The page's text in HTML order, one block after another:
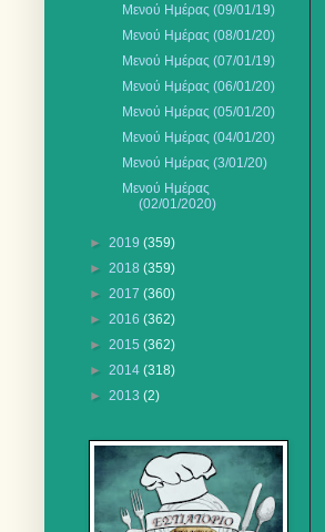
Μενού Ημέρας (09/01/19)
Μενού Ημέρας (08/01/20)
Μενού Ημέρας (07/01/19)
Μενού Ημέρας (06/01/20)
Μενού Ημέρας (05/01/20)
Μενού Ημέρας (04/01/20)
Mενού Ημέρας (3/01/20)
Μενού Ημέρας
(02/01/2020)
► 2019 (359)
► 2018 (359)
► 2017 (360)
► 2016 (362)
► 2015 (362)
► 2014 (318)
► 2013 (2)